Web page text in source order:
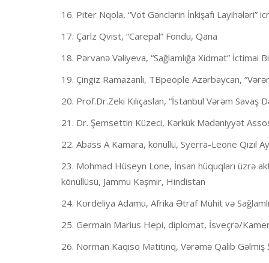
16. Piter Nqola, “Vot Gənclərin İnkişafı Layihələri”
17. Çarlz Qvist, “Carepal” Fondu, Qana
18. Pərvanə Vəliyeva, “Sağlamlığa Xidmət” İctimai
19. Çingiz Ramazanlı, TBpeople Azərbaycan,
20. Prof.Dr.Zeki Kılıçaslan, “İstanbul Vərəm Savaş
21. Dr. Şemsettin Küzeci, Kərkük Mədəniyyət
22. Abass A Kamara, könüllü, Syerra-Leone Qızıl
23. Mohmad Hüseyn Lone, İnsan hüquqları üzrə
könüllüsü, Jammu Kəşmir, Hindistan
24. Kordeliya Adamu, Afrika Ətraf Mühit və
25. Germain Marius Hepi, diplomat, İsveçrə/
26. Norman Kaqiso Matitinq, Vərəmə Qalib Gəlmiş